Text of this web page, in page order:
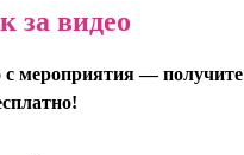
за видео
с мероприятия — получите